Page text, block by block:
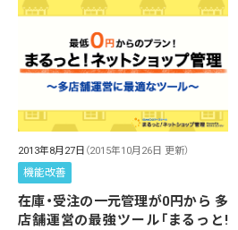
2013年8月27日 （2015年10月26日 更新）
機能改善
在庫・受注の一元管理が0円から 多
店舗運営の最強ツール「まるっと!